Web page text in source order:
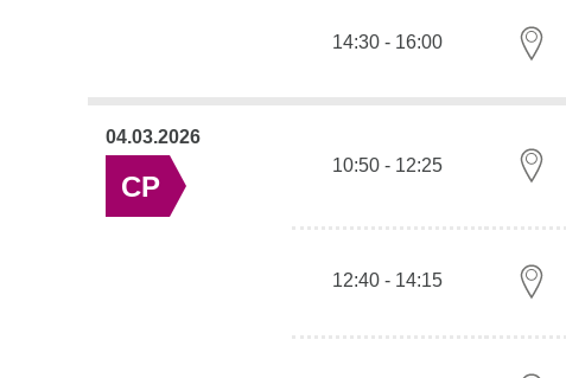
14:30 - 16:00
04.03.2026
СР
10:50 - 12:25
12:40 - 14:15